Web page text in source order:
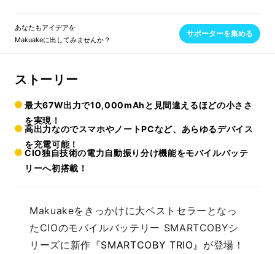
あなたもアイデアを
Makuakeに出してみませんか？
サポーターを集める
ストーリー
最大67W出力で10,000mAhと見間違えるほどの小ささ
を実現！
高出力なのでスマホやノートPCなど、あらゆるデバイス
を充電可能！
CIO独自技術の電力自動振り分け機能をモバイルバッテ
リーへ初搭載！
Makuakeをきっかけに大ベストセラーとなっ
たCIOのモバイルバッテリー SMARTCOBYシ
リーズに新作 『SMARTCOBY TRIO』 が登場！